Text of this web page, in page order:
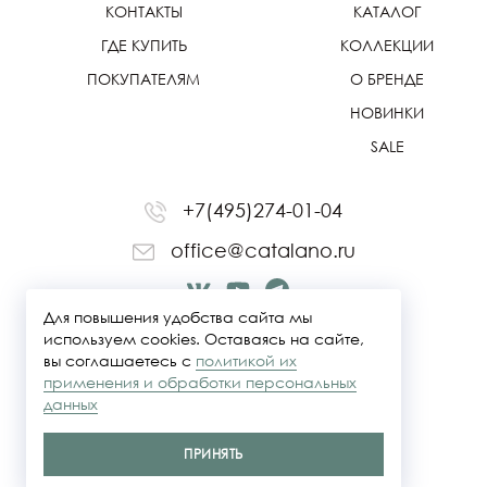
КОНТАКТЫ
ГДЕ КУПИТЬ
ПОКУПАТЕЛЯМ
КАТАЛОГ
КОЛЛЕКЦИИ
О БРЕНДЕ
НОВИНКИ
SALE
+7(495)274-01-04
office@catalano.ru
Политика конфидециальности
Для повышения удобства сайта мы
используем cookies. Оставаясь на сайте,
вы соглашаетесь с политикой их
применения и обработки персональных
данных
ПРИНЯТЬ